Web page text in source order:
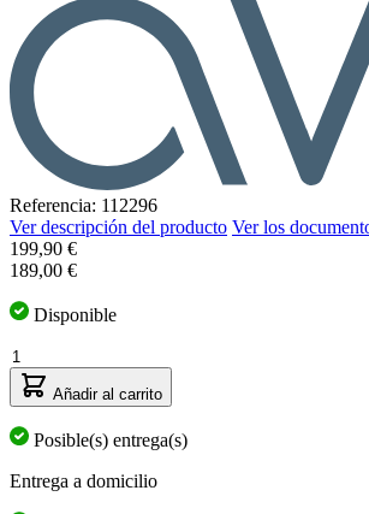
Referencia: 112296
Ver descripción del producto Ver los
199,90 €
189,00 €
Disponible
Cantidad
Añadir al carrito
Posible(s) entrega(s)
Entrega a domicilio